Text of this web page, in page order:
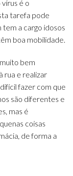
é o
tarefa pode
a cargo idosos
boa mobilidade.
bem
rua e realizar
fazer com que
são diferentes e
mas é
coisas
de forma a